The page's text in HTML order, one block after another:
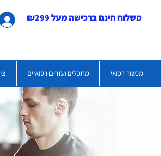
משלוח חינם ברכישה מעל ₪299
מכשור רפואי מתכלים ועזרים רפואיים